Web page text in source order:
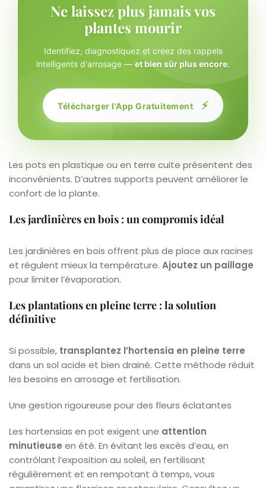
Ne laissez plus jamais vos
plantes mourir
Identifiez, diagnostiquez et créez des rappels
intelligents d'arrosage — et bien sûr plus encore.
Télécharger l'App Gratuitement ⚡
Les pots en plastique ou en terre cuite présentent des
inconvénients. D’autres supports peuvent améliorer le
confort de la plante.
Les jardinières en bois : un compromis idéal
Les jardinières en bois offrent plus de place aux racines
et régulent mieux la température. Ajoutez un paillage
pour limiter l’évaporation.
Les plantations en pleine terre : la solution
définitive
Si possible, transplantez l’hortensia en pleine terre
dans un sol acide et bien drainé. Cette méthode réduit
les besoins en arrosage et fertilisation.
Une gestion rigoureuse pour des fleurs éclatantes
Les hortensias en pot exigent une attention
minutieuse en été. En évitant les excès d’eau, en
contrôlant l’exposition au soleil, en fertilisant
régulièrement et en rempotant à temps, vous